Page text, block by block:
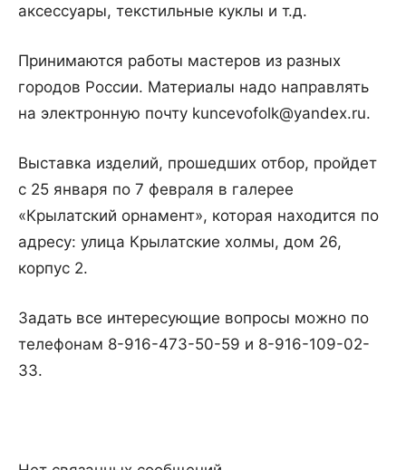
аксессуары, текстильные куклы и т.д.
Принимаются работы мастеров из разных
городов России. Материалы надо направлять
на электронную почту kuncevofolk@yandex.ru.
Выставка изделий, прошедших отбор, пройдет
с 25 января по 7 февраля в галерее
«Крылатский орнамент», которая находится по
адресу: улица Крылатские холмы, дом 26,
корпус 2.
Задать все интересующие вопросы можно по
телефонам 8-916-473-50-59 и 8-916-109-02-
33.